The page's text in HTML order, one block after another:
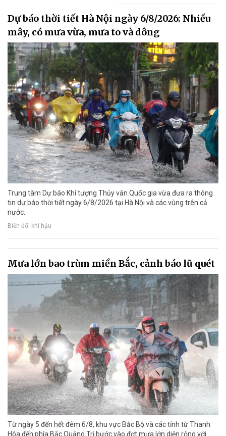
Dự báo thời tiết Hà Nội ngày 6/8/2026: Nhiều
mây, có mưa vừa, mưa to và dông
Trung tâm Dự báo Khí tượng Thủy văn Quốc gia vừa đưa ra thông
tin dự báo thời tiết ngày 6/8/2026 tại Hà Nội và các vùng trên cả
nước.
Biến đổi khí hậu
Mưa lớn bao trùm miền Bắc, cảnh báo lũ quét
Từ ngày 5 đến hết đêm 6/8, khu vực Bắc Bộ và các tỉnh từ Thanh
Hóa đến phía Bắc Quảng Trị bước vào đợt mưa lớn diện rộng với